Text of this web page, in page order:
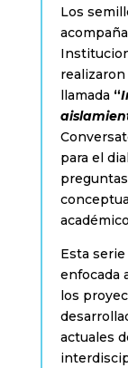
Los
llamada “
para el
Esta
enfocada
los
actuales